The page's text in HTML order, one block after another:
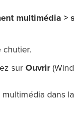
multimédia >
chutier.
sur Ouvrir
dans